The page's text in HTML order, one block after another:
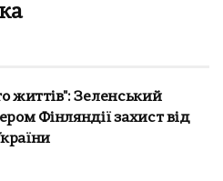
життів": Зеленський
Фінляндії захист від